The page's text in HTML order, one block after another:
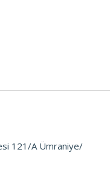
121/A Ümraniye/